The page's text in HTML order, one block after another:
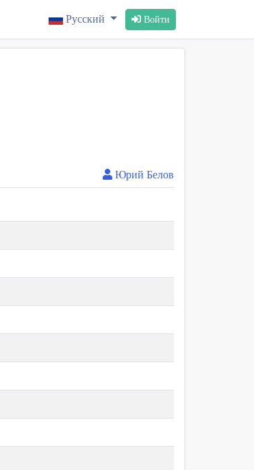
Русский Войти
Юрий Белов